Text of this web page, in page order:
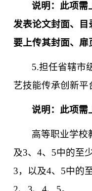
说明：此项需
发表论文封面、目
要上传其封面、
5.担任省辖市
艺技能传承创新
说明：此项需
高等职业学校
及3、4、5中的至
3，以及4、5中的